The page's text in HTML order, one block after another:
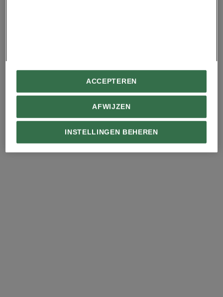
National Geographic Premium
Waarom vuur soms ook
goed kan zijn voor de
natuur
verbazingwekkend
INSTELLINGEN BEHEREN
AFWIJZEN
ACCEPTEREN